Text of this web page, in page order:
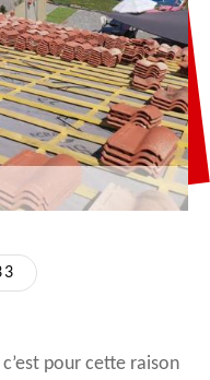
pour cette raison